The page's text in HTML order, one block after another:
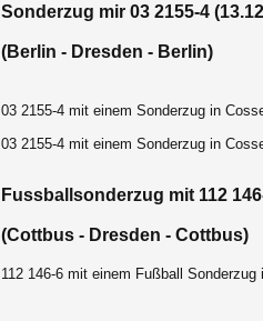
Sonderzug mir 03 2155-4
(Berlin - Dresden - Berlin)
03 2155-4 mit einem Sonderzug in
03 2155-4 mit einem Sonderzug in
Fussballsonderzug mit 112
(Cottbus - Dresden - Cottbus)
112 146-6 mit einem Fußball Sonderzug